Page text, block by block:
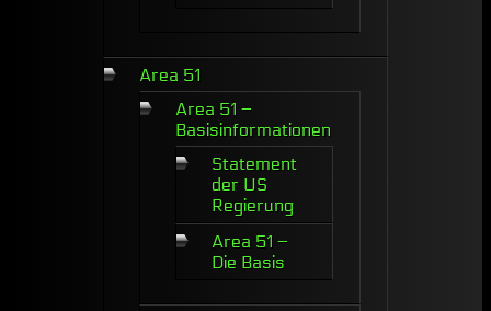
Area 51
Area 51 –
Basisinformationen
Statement
der US
Regierung
Area 51 –
Die Basis